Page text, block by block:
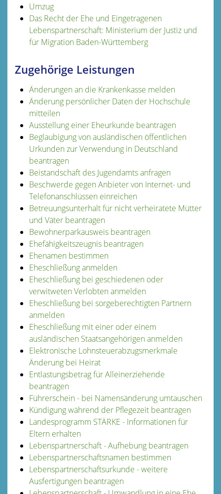
Umzug
Das Recht der Ehe und Eingetragenen
Lebenspartnerschaft: Ministerium der Justiz und
für Migration Baden-Württemberg
Zugehörige Leistungen
Änderungen an die Krankenkasse melden
Änderung persönlicher Daten der Hochschule
mitteilen
Ausstellung einer Eheurkunde beantragen
Beglaubigung von ausländischen öffentlichen
Urkunden zur Verwendung in Deutschland
beantragen
Beistandschaft des Jugendamts anfragen
Beschwerde gegen Anbieter von Internet- und
Telefonanschlüssen einreichen
Betreuungsunterhalt für nicht verheiratete Mütter
und Väter beantragen
Bewohnerparkausweis beantragen
Ehefähigkeitszeugnis beantragen
Ehenamen bestimmen
Eheschließung anmelden
Eheschließung bei geschiedenen oder
verwitweten Verlobten anmelden
Eheschließung bei sorgeberechtigten Partnern
anmelden
Eheschließung mit einer oder einem
ausländischen Staatsangehörigen anmelden
Elektronische Lohnsteuerabzugsmerkmale
Änderung bei Heirat
Entlastungsbetrag für Alleinerziehende
beantragen
Führerschein - bei Namensänderung umtauschen
Kündigung während der Pflegezeit beantragen
Landesprogramm STÄRKE - Informationen für
Eltern erhalten
Lebenspartnerschaft - Aufhebung beantragen
Lebenspartnerschaftsnamen bestimmen
Lebenspartnerschaftsurkunde - weitere
Ausfertigungen beantragen